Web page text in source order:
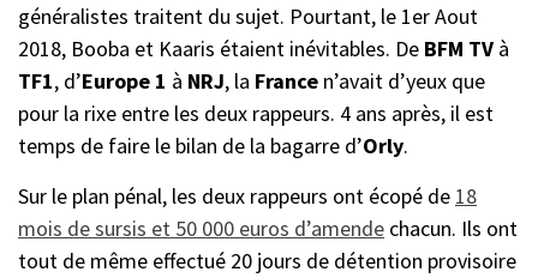
généralistes traitent du sujet. Pourtant, le 1er Aout
2018, Booba et Kaaris étaient inévitables. De BFM TV à
TF1, d’Europe 1 à NRJ, la France n’avait d’yeux que
pour la rixe entre les deux rappeurs. 4 ans après, il est
temps de faire le bilan de la bagarre d’Orly.
Sur le plan pénal, les deux rappeurs ont écopé de 18
mois de sursis et 50 000 euros d’amende chacun. Ils ont
tout de même effectué 20 jours de détention provisoire